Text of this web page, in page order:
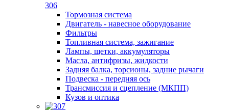
306
Тормозная система
Двигатель - навесное оборудование
Фильтры
Топливная система, зажигание
Лампы, щетки, аккумуляторы
Масла, антифризы, жидкости
Задняя балка, торсионы, задние рычаги
Подвеска - передняя ось
Трансмиссия и сцепление (МКПП)
Кузов и оптика